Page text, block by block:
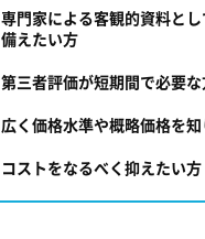
専門家による客観的資料と
備えたい方
第三者評価が短期間で必要
広く価格水準や概略価格を
コストをなるべく抑えたい方